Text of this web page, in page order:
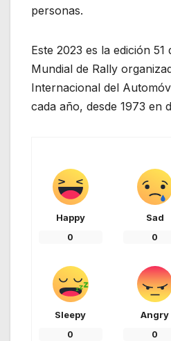
personas.
Este 2023 es la edición 51
Mundial de Rally
Internacional del
cada año, desde 1973 en
Happy
0
Sad
0
Sleepy
0
Angry
0